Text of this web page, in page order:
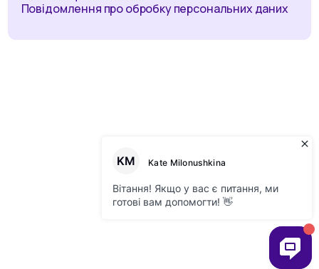
Повідомлення про обробку персональних даних